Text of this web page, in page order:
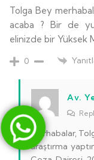
Tolga Bey
acaba ? Bir de
elinizde bir Yüksek
0
Av.
Merhabalar,
araştırma